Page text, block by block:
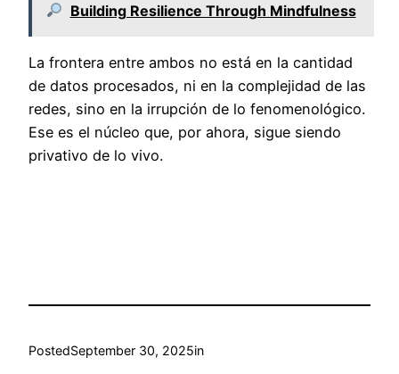
Building Resilience Through Mindfulness
La frontera entre ambos no está en la cantidad
de datos procesados, ni en la complejidad de las
redes, sino en la irrupción de lo fenomenológico.
Ese es el núcleo que, por ahora, sigue siendo
privativo de lo vivo.
PostedSeptember 30, 2025in